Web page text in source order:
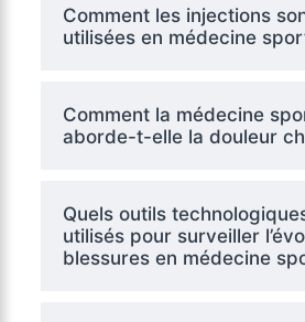
Comment les injections
utilisées en médecine
Comment la médecine
aborde-t-elle la douleur
Quels outils
utilisés pour surveiller
blessures en médecine